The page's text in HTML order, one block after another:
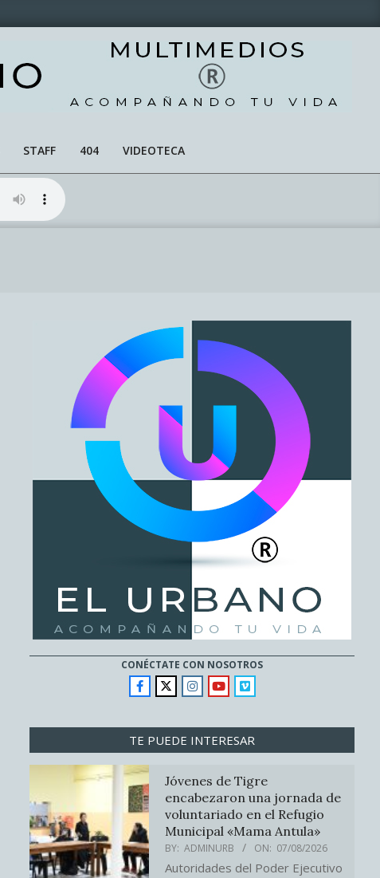
STAFF 404 VIDEOTECA
CONÉCTATE CON NOSOTROS
TE PUEDE INTERESAR
Jóvenes de Tigre
encabezaron una jornada de
voluntariado en el Refugio
Municipal «Mama Antula»
BY: ADMINURB ON: 07/08/2026
Autoridades del Poder Ejecutivo